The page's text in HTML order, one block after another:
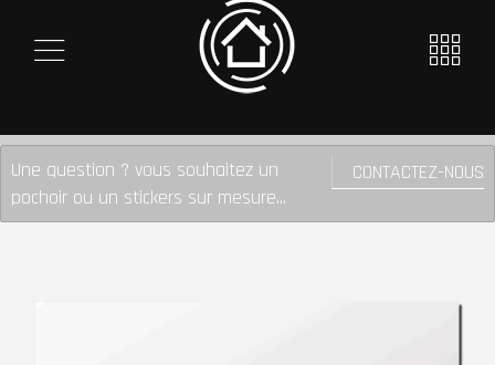
CONTACTEZ-NOUS
Une question ? vous souhaitez un
pochoir ou un stickers sur mesure...